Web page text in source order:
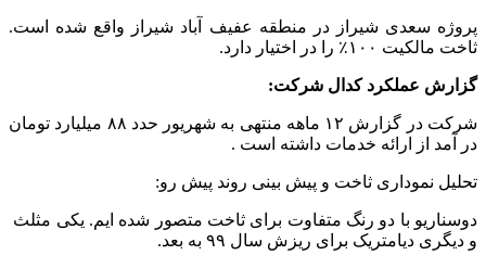
پروژه سعدی شیراز در منطقه عفیف آباد شیراز واقع شده است.
ثاخت مالکیت ۱۰۰٪ را در اختیار دارد.
گزارش عملکرد کدال شرکت:
شرکت در گزارش ۱۲ ماهه منتهی به شهریور حدد ۸۸ میلیارد تومان
در آمد از ارائه خدمات داشته است .
تحلیل نموداری ثاخت و پیش بینی روند پیش رو:
دوسناریو با دو رنگ متفاوت برای ثاخت متصور شده ایم. یکی مثلث
و دیگری دیامتریک برای ریزش سال ۹۹ به بعد.